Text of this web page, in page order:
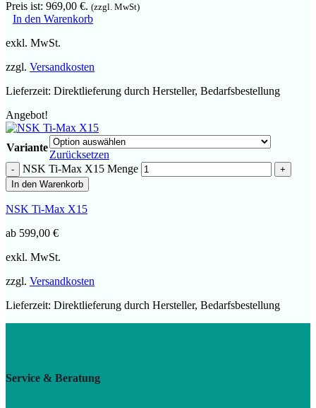
Preis ist: 969,00 €. (zzgl. MwSt)
In den Warenkorb
exkl. MwSt.
zzgl. Versandkosten
Lieferzeit: Direktlieferung durch Hersteller, Bedarfsbestellung
Angebot!
Variante
Zurücksetzen
NSK Ti-Max X15 Menge
In den Warenkorb
NSK Ti-Max X15
ab 599,00 €
exkl. MwSt.
zzgl. Versandkosten
Lieferzeit: Direktlieferung durch Hersteller, Bedarfsbestellung
Service & Beratung